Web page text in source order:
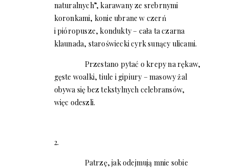
naturalnych”, karawany ze srebrnymi
koronkami, konie ubrane w czerń
i pióropusze, kondukty – cała ta czarna
klaunada, staroświecki cyrk sunący ulicami.
Przestano pytać o krepy na rękaw,
gęste woalki, tiule i gipiury – masowy żal
obywa się bez tekstylnych celebransów,
więc odeszli.
2.
Patrzę, jak odejmują mnie sobie